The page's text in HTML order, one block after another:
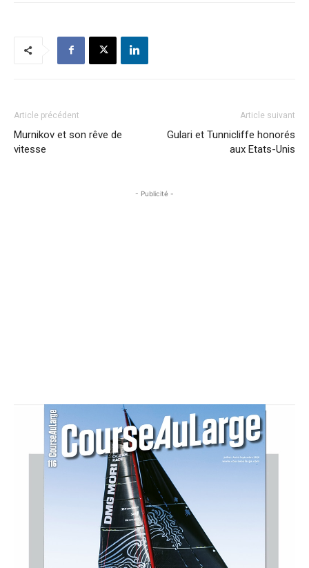
Article précédent
Murnikov et son rêve de
vitesse
Article suivant
Gulari et Tunnicliffe honorés
aux Etats-Unis
- Publicité -